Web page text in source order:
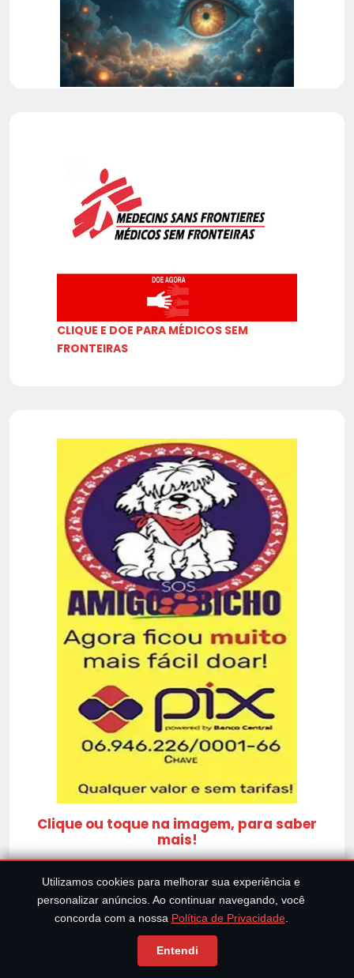
CLIQUE E DOE PARA MÉDICOS SEM
FRONTEIRAS
Clique ou toque na imagem, para saber
mais!
NAVEGUE POR ASSUNTOS!
Utilizamos cookies para melhorar sua experiência e
personalizar anúncios. Ao continuar navegando, você
concorda com a nossa Política de Privacidade.
Entendi